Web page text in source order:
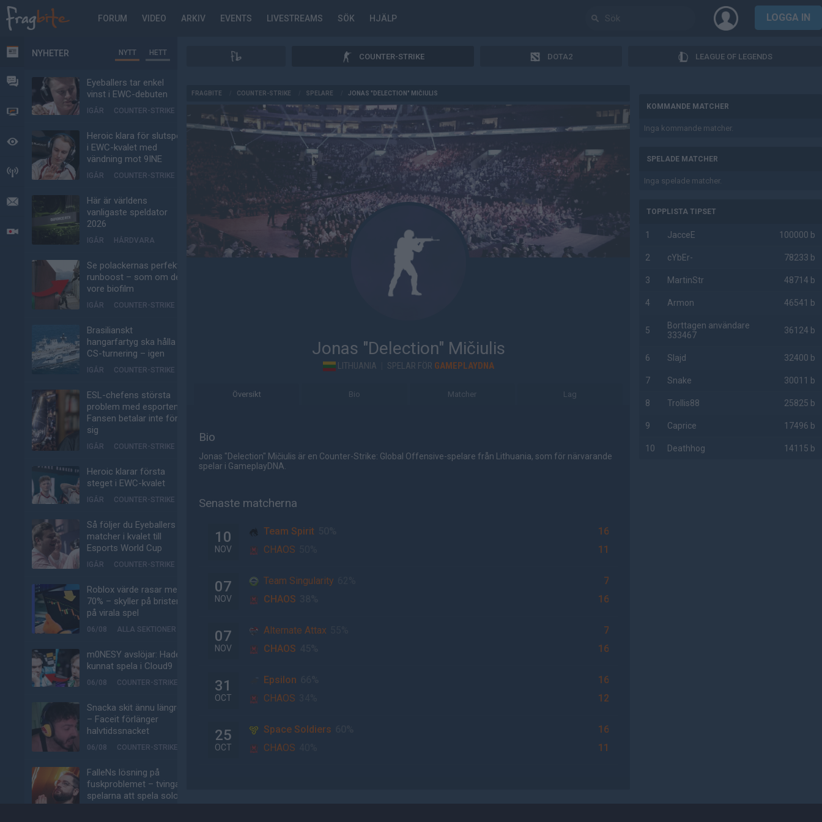
FORUM VIDEO ARKIV EVENTS LIVESTREAMS SÖK HJÄLP LOGGA IN
NYHETER
FORUM
VIDEO
BEVAKAT
HÄNDELSER
LIVESÄNDNINGAR
NYHETER NYTT HETT
Eyeballers tar enkel
vinst i EWC-debuten
IGÅR COUNTER-STRIKE
Heroic klara för slutspel
i EWC-kvalet med
vändning mot 9INE
IGÅR COUNTER-STRIKE
Här är världens
vanligaste speldator
2026
IGÅR HÅRDVARA
Se polackernas perfekta
runboost – som om det
vore biofilm
IGÅR COUNTER-STRIKE
Brasilianskt
hangarfartyg ska hålla
CS-turnering – igen
IGÅR COUNTER-STRIKE
ESL-chefens största
problem med esporten:
Fansen betalar inte för
sig
IGÅR COUNTER-STRIKE
Heroic klarar första
steget i EWC-kvalet
IGÅR COUNTER-STRIKE
Så följer du Eyeballers
matcher i kvalet till
Esports World Cup
IGÅR COUNTER-STRIKE
Roblox värde rasar med
70% – skyller på bristen
på virala spel
06/08 ALLA SEKTIONER
m0NESY avslöjar: Hade
kunnat spela i Cloud9
06/08 COUNTER-STRIKE
Snacka skit ännu längre
– Faceit förlänger
halvtidssnacket
06/08 COUNTER-STRIKE
FalleNs lösning på
fuskproblemet – tvinga
spelarna att spela solo-
COUNTER-STRIKE DOTA2 LEAGUE OF LEGENDS
FRAGBITE COUNTER-STRIKE SPELARE JONAS "DELECTION" MIČIULIS
Jonas "Delection" Mičiulis
LITHUANIA SPELAR FÖR GAMEPLAYDNA
Översikt Bio Matcher Lag
Bio
Jonas "Delection" Mičiulis är en Counter-Strike: Global Offensive-spelare från Lithuania, som för närvarande
spelar i GameplayDNA.
Senaste matcherna
10
NOV
Team Spirit
16
CHAOS
11
07
NOV
Team Singularity
7
CHAOS
16
07
NOV
Alternate Attax
7
CHAOS
16
31
OCT
Epsilon
16
CHAOS
12
25
OCT
Space Soldiers
16
CHAOS
11
KOMMANDE MATCHER
Inga kommande matcher.
SPELADE MATCHER
Inga spelade matcher.
TOPPLISTA TIPSET
1 JacceE 100000 b
2 cYbEr- 78233 b
3 MartinStr 48714 b
4 Armon 46541 b
5
Borttagen användare
333467
36124 b
6 Slajd 32400 b
7 Snake 30011 b
8 Trollis88 25825 b
9 Caprice 17496 b
10 Deathhog 14115 b